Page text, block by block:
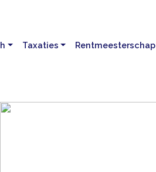
Taxaties Rentmeesterschap